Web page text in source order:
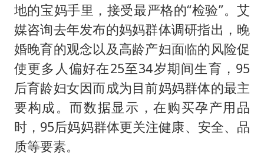
地的宝妈手里，接受最严格的“检验”。艾
媒咨询去年发布的妈妈群体调研指出，晚
婚晚育的观念以及高龄产妇面临的风险促
使更多人偏好在25至34岁期间生育，95
后育龄妇女因而成为目前妈妈群体的最主
要构成。而数据显示，在购买孕产用品
时，95后妈妈群体更关注健康、安全、品
质等要素。